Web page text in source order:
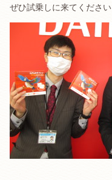
ぜひ試乗しに来てください